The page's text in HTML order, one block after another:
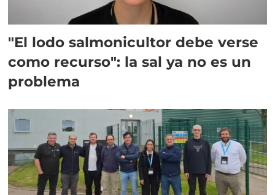
"El lodo salmonicultor debe verse
como recurso": la sal ya no es un
problema